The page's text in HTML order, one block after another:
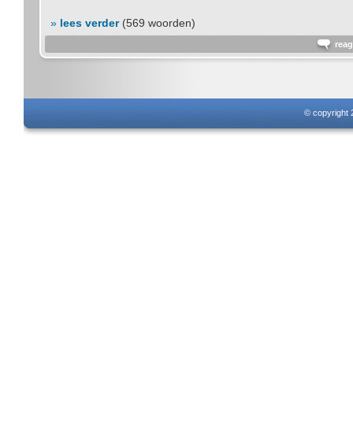
» lees verder(569 woorden)
© copyright